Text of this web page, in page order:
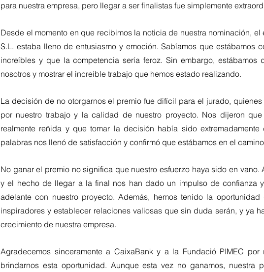
para nuestra empresa, pero llegar a ser finalistas fue simplemente
Desde el momento en que recibimos la noticia de nuestra nominación, el
S.L. estaba lleno de entusiasmo y emoción. Sabíamos que estábamos
increíbles y que la competencia sería feroz. Sin embargo,
nosotros y mostrar el increíble trabajo que hemos estado realizando.
La decisión de no otorgarnos el premio fue difícil para el jurado,
por nuestro trabajo y la calidad de nuestro proyecto. Nos dijeron
realmente reñida y que tomar la decisión había sido
palabras nos llenó de satisfacción y confirmó que estábamos en el
No ganar el premio no significa que nuestro esfuerzo haya sido en vano.
y el hecho de llegar a la final nos han dado un impulso de confianza
adelante con nuestro proyecto. Además, hemos tenido la
inspiradores y establecer relaciones valiosas que sin duda serán, y ya
crecimiento de nuestra empresa.
Agradecemos sinceramente a CaixaBank y a la Fundació PIMEC por
brindarnos esta oportunidad. Aunque esta vez no ganamos, nuestra